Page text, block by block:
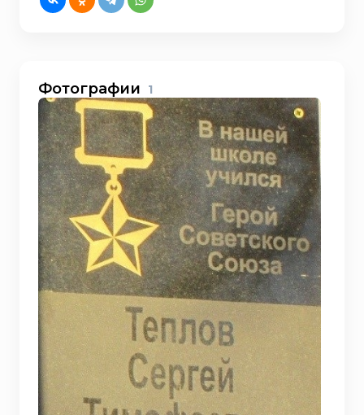
Фотографии 1